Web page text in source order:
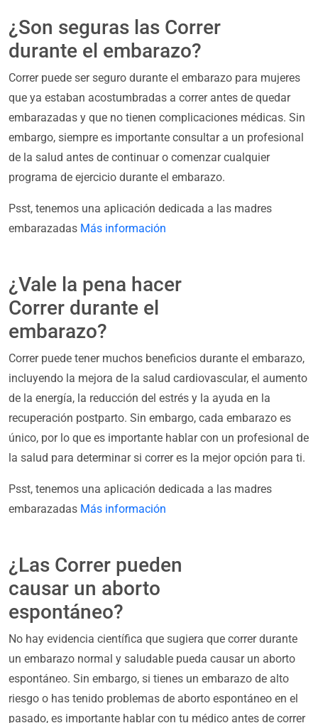
¿Son seguras las Correr
durante el embarazo?
Correr puede ser seguro durante el embarazo para mujeres
que ya estaban acostumbradas a correr antes de quedar
embarazadas y que no tienen complicaciones médicas. Sin
embargo, siempre es importante consultar a un profesional
de la salud antes de continuar o comenzar cualquier
programa de ejercicio durante el embarazo.
Psst, tenemos una aplicación dedicada a las madres
embarazadas Más información
¿Vale la pena hacer
Correr durante el
embarazo?
Correr puede tener muchos beneficios durante el embarazo,
incluyendo la mejora de la salud cardiovascular, el aumento
de la energía, la reducción del estrés y la ayuda en la
recuperación postparto. Sin embargo, cada embarazo es
único, por lo que es importante hablar con un profesional de
la salud para determinar si correr es la mejor opción para ti.
Psst, tenemos una aplicación dedicada a las madres
embarazadas Más información
¿Las Correr pueden
causar un aborto
espontáneo?
No hay evidencia científica que sugiera que correr durante
un embarazo normal y saludable pueda causar un aborto
espontáneo. Sin embargo, si tienes un embarazo de alto
riesgo o has tenido problemas de aborto espontáneo en el
pasado, es importante hablar con tu médico antes de correr